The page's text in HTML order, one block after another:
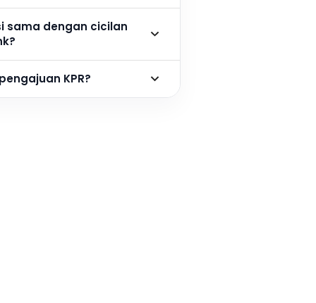
sama dengan cicilan
KPR?